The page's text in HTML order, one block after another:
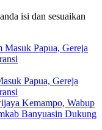
isi dan sesuaikan
Papua, Gereja